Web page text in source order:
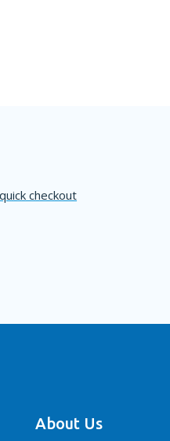
checkout
About Us